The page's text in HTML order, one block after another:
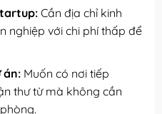
Cần địa chỉ kinh
nghiệp với chi phí thấp để
án:Muốn có nơi tiếp
thư từ mà không cần